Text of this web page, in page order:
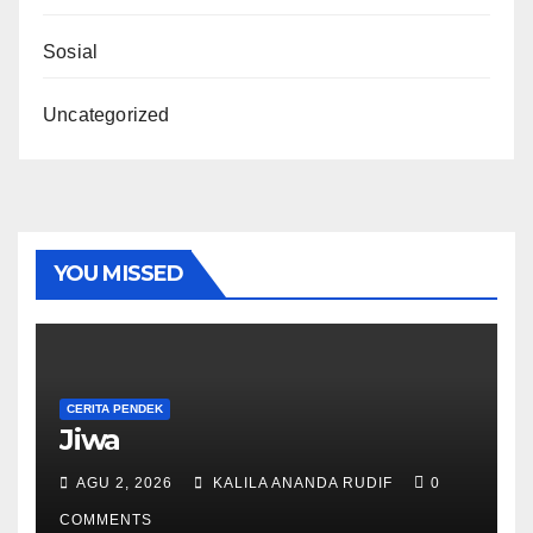
Sosial
Uncategorized
YOU MISSED
CERITA PENDEK
Jiwa
AGU 2, 2026 KALILA ANANDA RUDIF 0
COMMENTS